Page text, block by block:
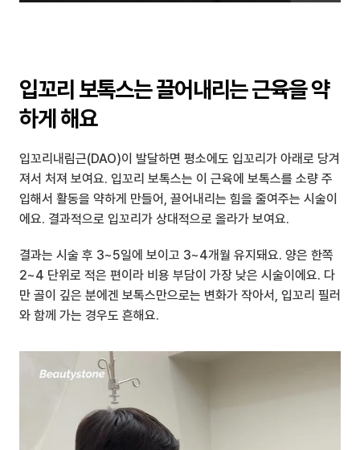
입꼬리 보톡스는 끌어내리는 근육을 약
하게 해요
입꼬리내림근(DAO)이 발달하면 평소에도 입꼬리가 아래로 당겨
져서 처져 보여요. 입꼬리 보톡스는 이 근육에 보톡스를 소량 주
입해서 활동을 약하게 만들어, 끌어내리는 힘을 줄여주는 시술이
에요. 결과적으로 입꼬리가 상대적으로 올라가 보여요.
결과는 시술 후 3~5일에 보이고 3~4개월 유지돼요. 양은 한쪽
2~4 단위로 적은 편이라 비용 부담이 가장 낮은 시술이에요. 다
만 골이 깊은 분에겐 보톡스만으로는 변화가 작아서, 입꼬리 필러
와 함께 가는 경우도 흔해요.